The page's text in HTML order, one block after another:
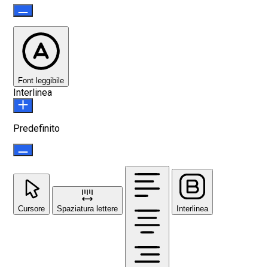
Font leggibile
Interlinea
Predefinito
Cursore Spaziatura lettere Interlinea